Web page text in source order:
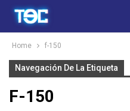
Home f-150
Navegación De La Etiqueta
F-150